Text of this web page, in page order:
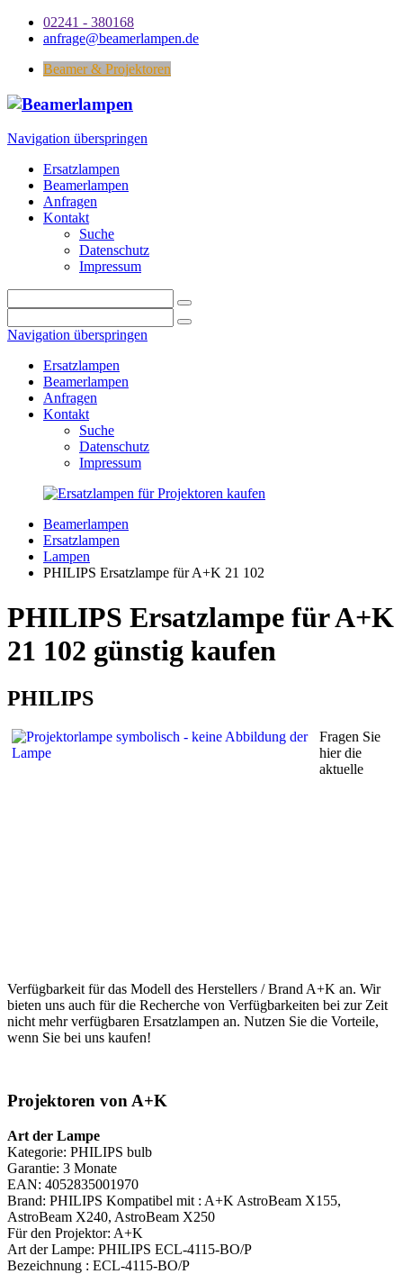
02241 - 380168
anfrage@beamerlampen.de
Beamer & Projektoren
Navigation überspringen
Ersatzlampen
Beamerlampen
Anfragen
Kontakt
Suche
Datenschutz
Impressum
Navigation überspringen
Ersatzlampen
Beamerlampen
Anfragen
Kontakt
Suche
Datenschutz
Impressum
Beamerlampen
Ersatzlampen
Lampen
PHILIPS Ersatzlampe für A+K 21 102
PHILIPS Ersatzlampe für A+K
21 102 günstig kaufen
PHILIPS
Fragen Sie
hier die
aktuelle
Verfügbarkeit für das Modell des Herstellers / Brand A+K an. Wir
bieten uns auch für die Recherche von Verfügbarkeiten bei zur Zeit
nicht mehr verfügbaren Ersatzlampen an. Nutzen Sie die Vorteile,
wenn Sie bei uns kaufen!
Projektoren von A+K
Art der Lampe
Kategorie: PHILIPS bulb
Garantie: 3 Monate
EAN: 4052835001970
Brand: PHILIPS Kompatibel mit : A+K AstroBeam X155,
AstroBeam X240, AstroBeam X250
Für den Projektor: A+K
Art der Lampe: PHILIPS ECL-4115-BO/P
Bezeichnung : ECL-4115-BO/P